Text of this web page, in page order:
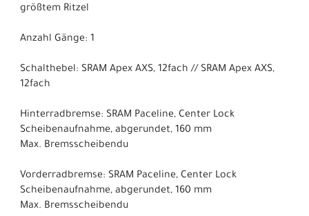
größtem Ritzel
Anzahl Gänge: 1
Schalthebel: SRAM Apex AXS, 12fach // SRAM Apex AXS,
12fach
Hinterradbremse: SRAM Paceline, Center Lock
Scheibenaufnahme, abgerundet, 160 mm
Max. Bremsscheibendu
Vorderradbremse: SRAM Paceline, Center Lock
Scheibenaufnahme, abgerundet, 160 mm
Max. Bremsscheibendu